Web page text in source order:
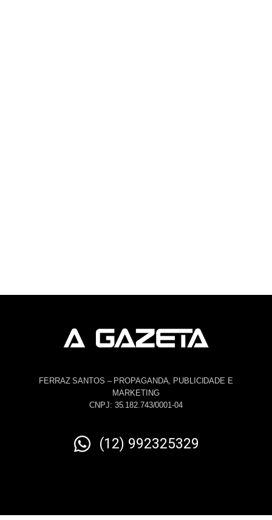
FERRAZ SANTOS – PROPAGANDA, PUBLICIDADE E
MARKETING
CNPJ: 35.182.743/0001-04
(12) 992325329